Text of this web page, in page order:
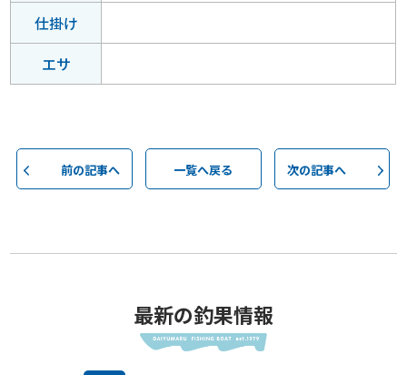
仕掛け
エサ
前の記事へ 一覧へ戻る 次の記事へ
最新の釣果情報